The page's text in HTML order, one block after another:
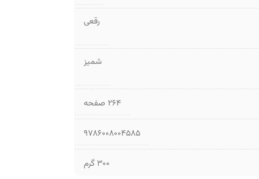
رقعی
شمیز
۲۶۴ صفحه
9786008004585
300 گرم